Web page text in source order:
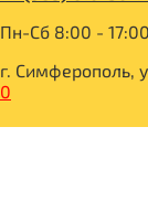
Пн-Сб 8:00 - 17:00
г. Симферополь,
0